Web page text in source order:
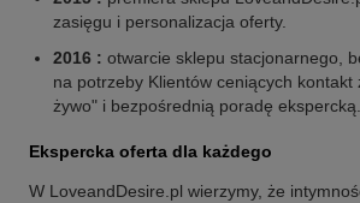
zasięgu i personalizacja oferty.
2016 : otwarcie sklepu stacjonarnego,
na potrzeby Klientów ceniących kontakt
żywo" i bezpośrednią poradę ekspercką.
Ekspercka oferta dla każdego
W LoveandDesire.pl wierzymy, że